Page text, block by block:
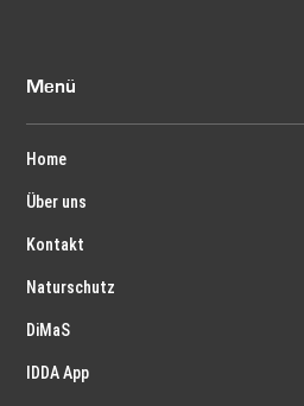
Menü
Home
Über uns
Kontakt
Naturschutz
DiMaS
IDDA App